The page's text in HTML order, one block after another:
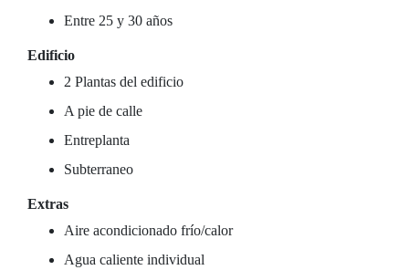
Entre 25 y 30 años
Edificio
2 Plantas del edificio
A pie de calle
Entreplanta
Subterraneo
Extras
Aire acondicionado frío/calor
Agua caliente individual